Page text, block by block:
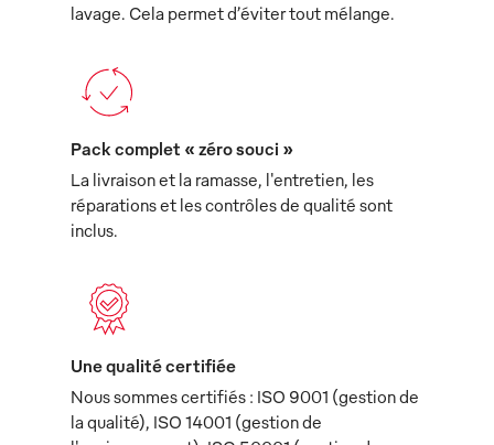
lavage. Cela permet d’éviter tout mélange.
Pack complet « zéro souci »
La livraison et la ramasse, l'entretien, les
réparations et les contrôles de qualité sont
inclus.
Une qualité certifiée
Nous sommes certifiés : ISO 9001 (gestion de
la qualité), ISO 14001 (gestion de